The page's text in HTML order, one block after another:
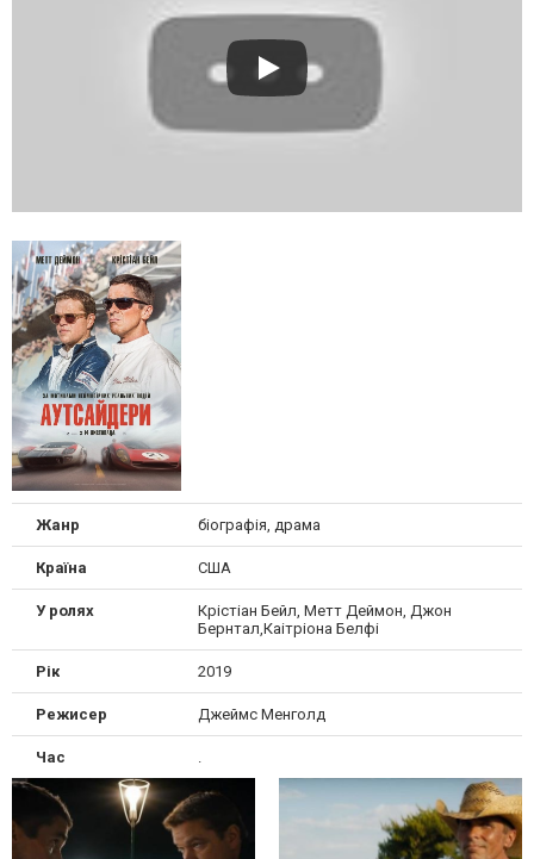
Жанр біографія, драма
Країна США
У ролях
Крістіан Бейл, Метт Деймон, Джон
Бернтал,Каітріона Белфі
Рік 2019
Режисер Джеймс Менголд
Час